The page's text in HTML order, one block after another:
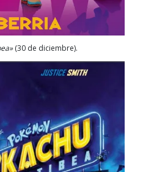
(30 de diciembre).